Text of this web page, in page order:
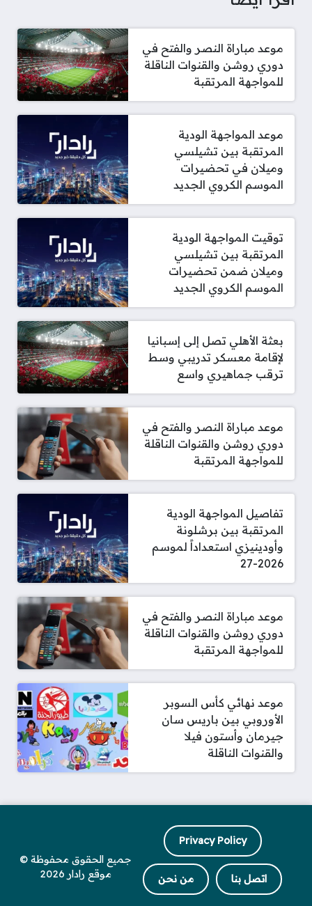
موعد مباراة النصر والفتح في
دوري روشن والقنوات الناقلة
للمواجهة المرتقبة
موعد المواجهة الودية
المرتقبة بين تشيلسي
وميلان في تحضيرات
الموسم الكروي الجديد
توقيت المواجهة الودية
المرتقبة بين تشيلسي
وميلان ضمن تحضيرات
الموسم الكروي الجديد
بعثة الأهلي تصل إلى إسبانيا
لإقامة معسكر تدريبي وسط
ترقب جماهيري واسع
موعد مباراة النصر والفتح في
دوري روشن والقنوات الناقلة
للمواجهة المرتقبة
تفاصيل المواجهة الودية
المرتقبة بين برشلونة
وأودينيزي استعداداً لموسم
2026-27
موعد مباراة النصر والفتح في
دوري روشن والقنوات الناقلة
للمواجهة المرتقبة
موعد نهائي كأس السوبر
الأوروبي بين باريس سان
جيرمان وأستون فيلا
والقنوات الناقلة
Privacy Policy
اتصل بنا من نحن
جميع الحقوق محفوظة ©
موقع رادار 2026